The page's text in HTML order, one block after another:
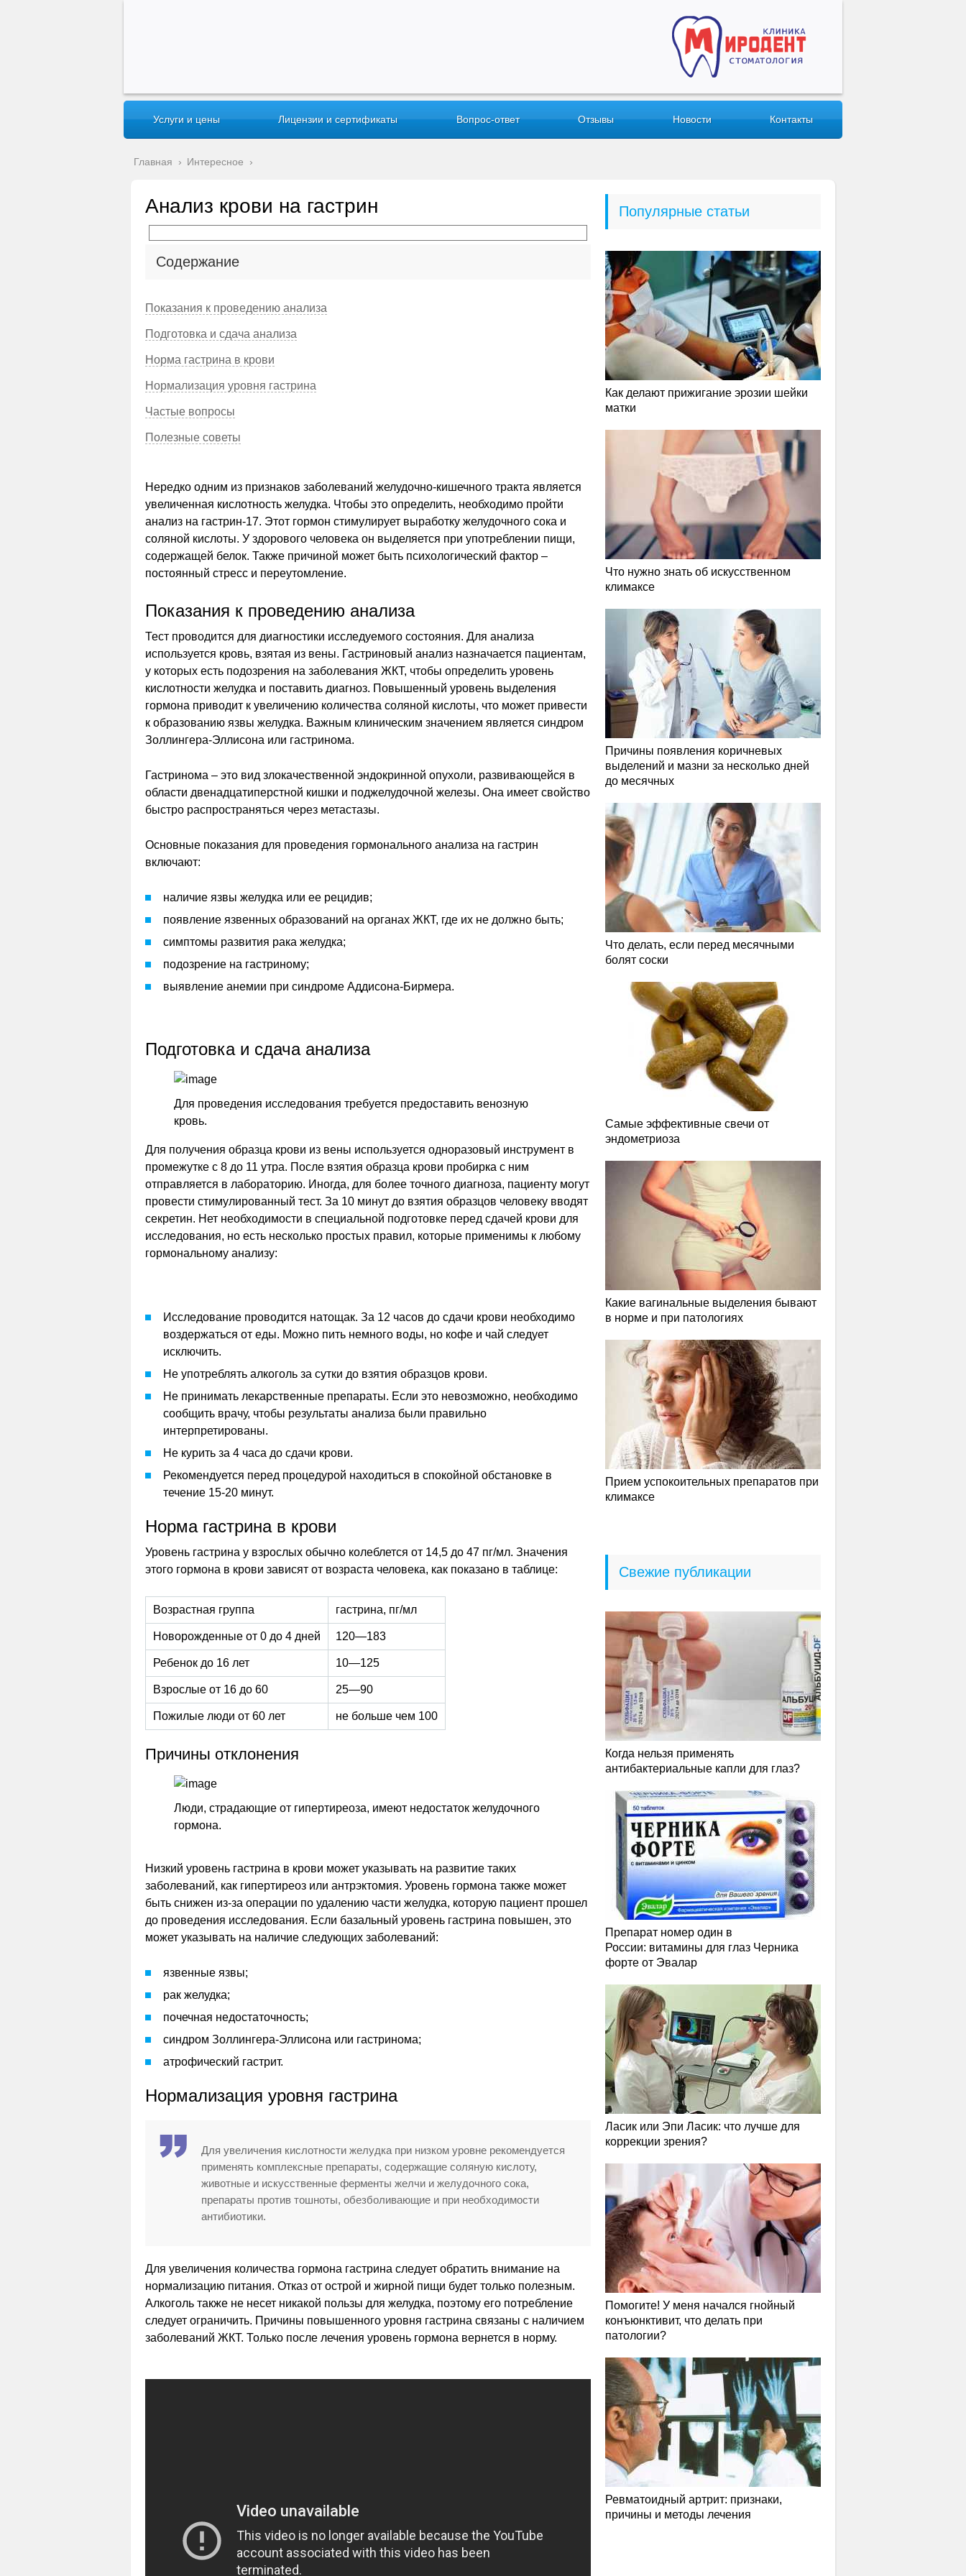
Услуги и цены Лицензии и сертификаты Вопрос-ответ Отзывы Новости Контакты
Главная › Интересное ›
Анализ крови на гастрин
Содержание
Показания к проведению анализа
Подготовка и сдача анализа
Норма гастрина в крови
Нормализация уровня гастрина
Частые вопросы
Полезные советы
Нередко одним из признаков заболеваний желудочно-кишечного тракта является
увеличенная кислотность желудка. Чтобы это определить, необходимо пройти
анализ на гастрин-17. Этот гормон стимулирует выработку желудочного сока и
соляной кислоты. У здорового человека он выделяется при употреблении пищи,
содержащей белок. Также причиной может быть психологический фактор –
постоянный стресс и переутомление.
Показания к проведению анализа
Тест проводится для диагностики исследуемого состояния. Для анализа
используется кровь, взятая из вены. Гастриновый анализ назначается пациентам,
у которых есть подозрения на заболевания ЖКТ, чтобы определить уровень
кислотности желудка и поставить диагноз. Повышенный уровень выделения
гормона приводит к увеличению количества соляной кислоты, что может привести
к образованию язвы желудка. Важным клиническим значением является синдром
Золлингера-Эллисона или гастринома.
Гастринома – это вид злокачественной эндокринной опухоли, развивающейся в
области двенадцатиперстной кишки и поджелудочной железы. Она имеет свойство
быстро распространяться через метастазы.
Основные показания для проведения гормонального анализа на гастрин
включают:
наличие язвы желудка или ее рецидив;
появление язвенных образований на органах ЖКТ, где их не должно быть;
симптомы развития рака желудка;
подозрение на гастриному;
выявление анемии при синдроме Аддисона-Бирмера.
Подготовка и сдача анализа
Для проведения исследования требуется предоставить венозную
кровь.
Для получения образца крови из вены используется одноразовый инструмент в
промежутке с 8 до 11 утра. После взятия образца крови пробирка с ним
отправляется в лабораторию. Иногда, для более точного диагноза, пациенту могут
провести стимулированный тест. За 10 минут до взятия образцов человеку вводят
секретин. Нет необходимости в специальной подготовке перед сдачей крови для
исследования, но есть несколько простых правил, которые применимы к любому
гормональному анализу:
Исследование проводится натощак. За 12 часов до сдачи крови необходимо
воздержаться от еды. Можно пить немного воды, но кофе и чай следует
исключить.
Не употреблять алкоголь за сутки до взятия образцов крови.
Не принимать лекарственные препараты. Если это невозможно, необходимо
сообщить врачу, чтобы результаты анализа были правильно
интерпретированы.
Не курить за 4 часа до сдачи крови.
Рекомендуется перед процедурой находиться в спокойной обстановке в
течение 15-20 минут.
Норма гастрина в крови
Уровень гастрина у взрослых обычно колеблется от 14,5 до 47 пг/мл. Значения
этого гормона в крови зависят от возраста человека, как показано в таблице:
Возрастная группа гастрина, пг/мл
Новорожденные от 0 до 4 дней 120—183
Ребенок до 16 лет 10—125
Взрослые от 16 до 60 25—90
Пожилые люди от 60 лет не больше чем 100
Причины отклонения
Люди, страдающие от гипертиреоза, имеют недостаток желудочного
гормона.
Низкий уровень гастрина в крови может указывать на развитие таких
заболеваний, как гипертиреоз или антрэктомия. Уровень гормона также может
быть снижен из-за операции по удалению части желудка, которую пациент прошел
до проведения исследования. Если базальный уровень гастрина повышен, это
может указывать на наличие следующих заболеваний:
язвенные язвы;
рак желудка;
почечная недостаточность;
синдром Золлингера-Эллисона или гастринома;
атрофический гастрит.
Нормализация уровня гастрина
Для увеличения кислотности желудка при низком уровне рекомендуется
применять комплексные препараты, содержащие соляную кислоту,
животные и искусственные ферменты желчи и желудочного сока,
препараты против тошноты, обезболивающие и при необходимости
антибиотики.
Для увеличения количества гормона гастрина следует обратить внимание на
нормализацию питания. Отказ от острой и жирной пищи будет только полезным.
Алкоголь также не несет никакой пользы для желудка, поэтому его потребление
следует ограничить. Причины повышенного уровня гастрина связаны с наличием
заболеваний ЖКТ. Только после лечения уровень гормона вернется в норму.
Популярные статьи
Как делают прижигание эрозии шейки
матки
Что нужно знать об искусственном
климаксе
Причины появления коричневых
выделений и мазни за несколько дней
до месячных
Что делать, если перед месячными
болят соски
Самые эффективные свечи от
эндометриоза
Какие вагинальные выделения бывают
в норме и при патологиях
Прием успокоительных препаратов при
климаксе
Свежие публикации
Когда нельзя применять
антибактериальные капли для глаз?
Препарат номер один в
России: витамины для глаз Черника
форте от Эвалар
Ласик или Эпи Ласик: что лучше для
коррекции зрения?
Помогите! У меня начался гнойный
конъюнктивит, что делать при
патологии?
Ревматоидный артрит: признаки,
причины и методы лечения